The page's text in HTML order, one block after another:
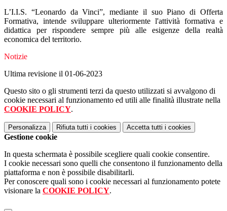
L’I.I.S. “Leonardo da Vinci”, mediante il suo Piano di Offerta
Formativa, intende sviluppare ulteriormente l'attività formativa e
didattica per rispondere sempre più alle esigenze della realtà
economica del territorio.
Notizie
Ultima revisione il 01-06-2023
Questo sito o gli strumenti terzi da questo utilizzati si avvalgono di
cookie necessari al funzionamento ed utili alle finalità illustrate nella
COOKIE POLICY.
Personalizza Rifiuta tutti i cookies Accetta tutti i cookies
Gestione cookie
In questa schermata è possibile scegliere quali cookie consentire.
I cookie necessari sono quelli che consentono il funzionamento della
piattaforma e non è possibile disabilitarli.
Per conoscere quali sono i cookie necessari al funzionamento potete
visionare la COOKIE POLICY.